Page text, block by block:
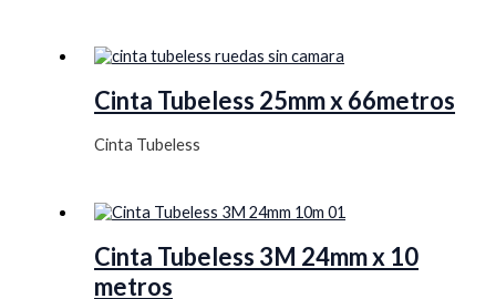
Cinta Tubeless 25mm x 66metros
Cinta Tubeless
Cinta Tubeless 3M 24mm x 10
metros